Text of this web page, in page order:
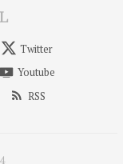
Twitter
Youtube
RSS